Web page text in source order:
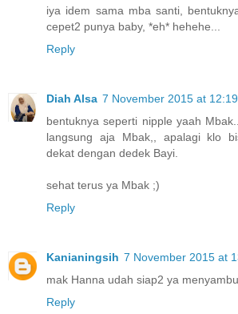
iya idem sama mba santi,
cepet2 punya baby, *eh* hehehe...
Reply
Diah Alsa 7 November 2015 at 12:19
bentuknya seperti nipple yaah
langsung aja Mbak,, apalagi klo
dekat dengan dedek Bayi.
sehat terus ya Mbak ;)
Reply
Kanianingsih 7 November 2015 at
mak Hanna udah siap2 ya
Reply